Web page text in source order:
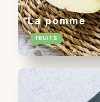
La pomme
FRUITS